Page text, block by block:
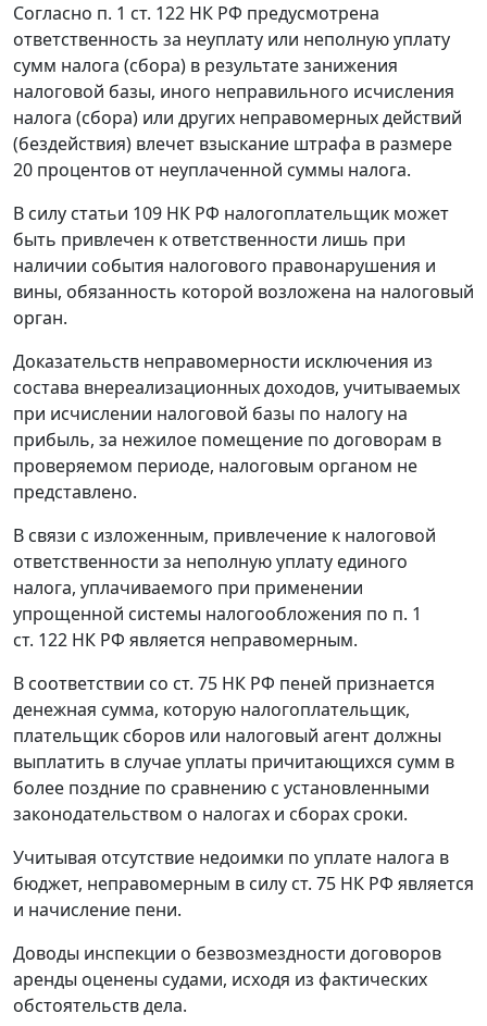
Согласно п. 1 ст. 122 НК РФ предусмотрена
ответственность за неуплату или неполную уплату
сумм налога (сбора) в результате занижения
налоговой базы, иного неправильного исчисления
налога (сбора) или других неправомерных действий
(бездействия) влечет взыскание штрафа в размере
20 процентов от неуплаченной суммы налога.
В силу статьи 109 НК РФ налогоплательщик может
быть привлечен к ответственности лишь при
наличии события налогового правонарушения и
вины, обязанность которой возложена на налоговый
орган.
Доказательств неправомерности исключения из
состава внереализационных доходов, учитываемых
при исчислении налоговой базы по налогу на
прибыль, за нежилое помещение по договорам в
проверяемом периоде, налоговым органом не
представлено.
В связи с изложенным, привлечение к налоговой
ответственности за неполную уплату единого
налога, уплачиваемого при применении
упрощенной системы налогообложения по п. 1
ст. 122 НК РФ является неправомерным.
В соответствии со ст. 75 НК РФ пеней признается
денежная сумма, которую налогоплательщик,
плательщик сборов или налоговый агент должны
выплатить в случае уплаты причитающихся сумм в
более поздние по сравнению с установленными
законодательством о налогах и сборах сроки.
Учитывая отсутствие недоимки по уплате налога в
бюджет, неправомерным в силу ст. 75 НК РФ является
и начисление пени.
Доводы инспекции о безвозмездности договоров
аренды оценены судами, исходя из фактических
обстоятельств дела.